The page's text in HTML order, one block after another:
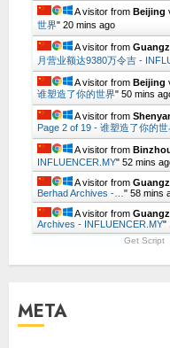
A visitor from Beijing
世界" 20 mins ago
A visitor from
月营业额达9380万令吉 -
A visitor from Beijing
谁塑造了你的世界" 50 mins
A visitor from
Page 2 of 19 - 谁塑造了你的世
A visitor from
INFLUENCER.MY" 52 mins
A visitor from
Berhad Archives -…" 58 mins
A visitor from
Archives - INFLUENCER.MY"
Get Script
META